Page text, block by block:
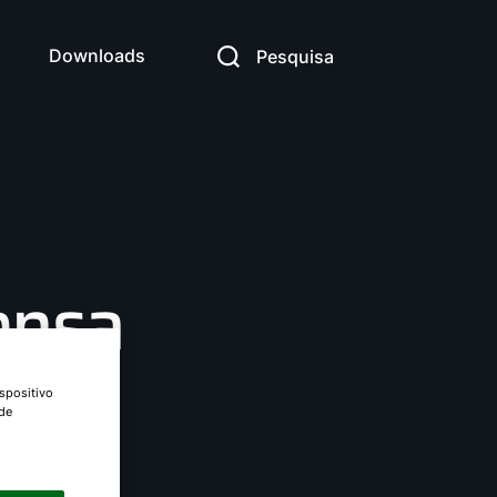
Downloads Pesquisa